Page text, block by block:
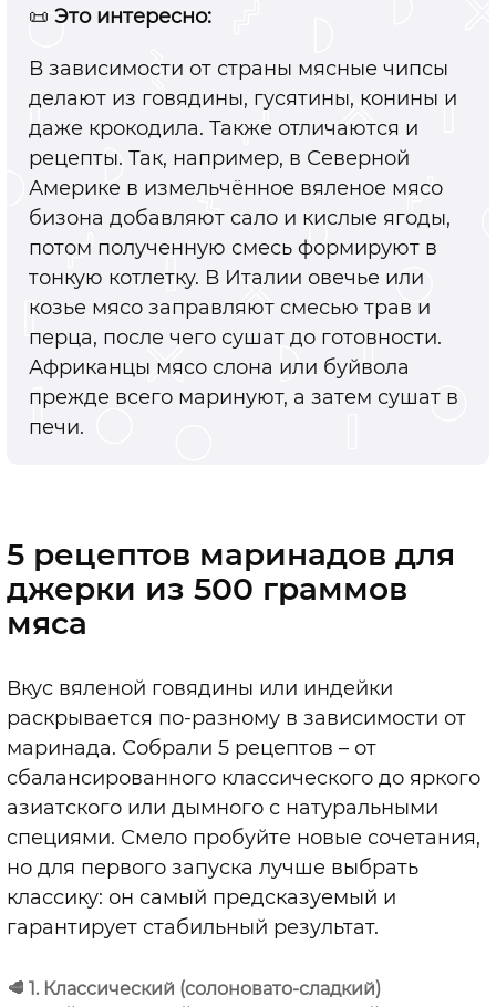
📜 Это интересно:
В зависимости от страны мясные чипсы
делают из говядины, гусятины, конины и
даже крокодила. Также отличаются и
рецепты. Так, например, в Северной
Америке в измельчённое вяленое мясо
бизона добавляют сало и кислые ягоды,
потом полученную смесь формируют в
тонкую котлетку. В Италии овечье или
козье мясо заправляют смесью трав и
перца, после чего сушат до готовности.
Африканцы мясо слона или буйвола
прежде всего маринуют, а затем сушат в
печи.
5 рецептов маринадов для
джерки из 500 граммов
мяса
Вкус вяленой говядины или индейки
раскрывается по-разному в зависимости от
маринада. Собрали 5 рецептов – от
сбалансированного классического до яркого
азиатского или дымного с натуральными
специями. Смело пробуйте новые сочетания,
но для первого запуска лучше выбрать
классику: он самый предсказуемый и
гарантирует стабильный результат.
🥩 1. Классический (солоновато-сладкий)